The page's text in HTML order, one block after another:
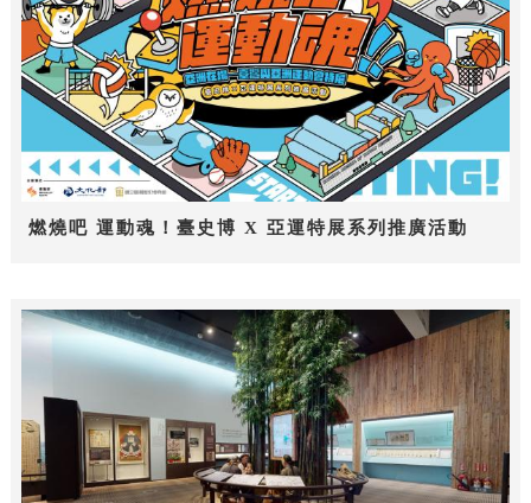
燃燒吧 運動魂！臺史博 X 亞運特展系列推廣活動